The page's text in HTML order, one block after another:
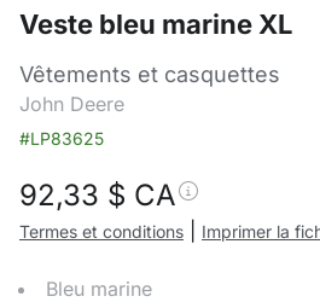
Veste bleu marine XL
Vêtements et casquettes
John Deere
#LP83625
92,33 $ CA
Termes et conditions Imprimer la
Bleu marine